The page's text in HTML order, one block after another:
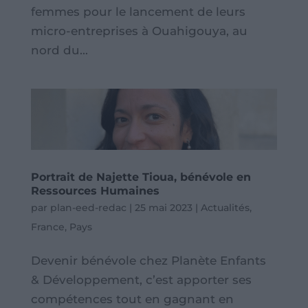
femmes pour le lancement de leurs
micro-entreprises à Ouahigouya, au
nord du...
Portrait de Najette Tioua, bénévole en
Ressources Humaines
par plan-eed-redac 25 mai 2023 Actualités,
France, Pays
Devenir bénévole chez Planète Enfants
& Développement, c’est apporter ses
compétences tout en gagnant en